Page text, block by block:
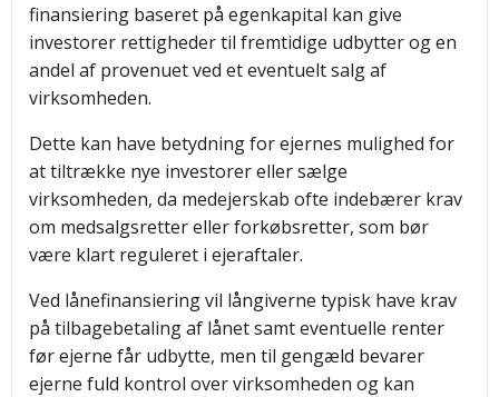
finansiering baseret på egenkapital kan give
investorer rettigheder til fremtidige udbytter og en
andel af provenuet ved et eventuelt salg af
virksomheden.
Dette kan have betydning for ejernes mulighed for
at tiltrække nye investorer eller sælge
virksomheden, da medejerskab ofte indebærer krav
om medsalgsretter eller forkøbsretter, som bør
være klart reguleret i ejeraftaler.
Ved lånefinansiering vil långiverne typisk have krav
på tilbagebetaling af lånet samt eventuelle renter
før ejerne får udbytte, men til gengæld bevarer
ejerne fuld kontrol over virksomheden og kan